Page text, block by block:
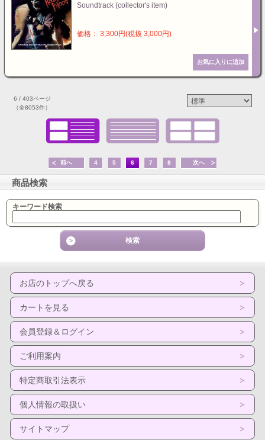
Soundtrack (collector's item)
価格： 3,300円(税抜 3,000円)
6 / 403ページ
（全8053件）
前へ 4 5 6 7 8 次へ
商品検索
キーワード検索
お店のトップへ戻る
カートを見る
会員登録＆ログイン
ご利用案内
特定商取引法表示
個人情報の取扱い
サイトマップ